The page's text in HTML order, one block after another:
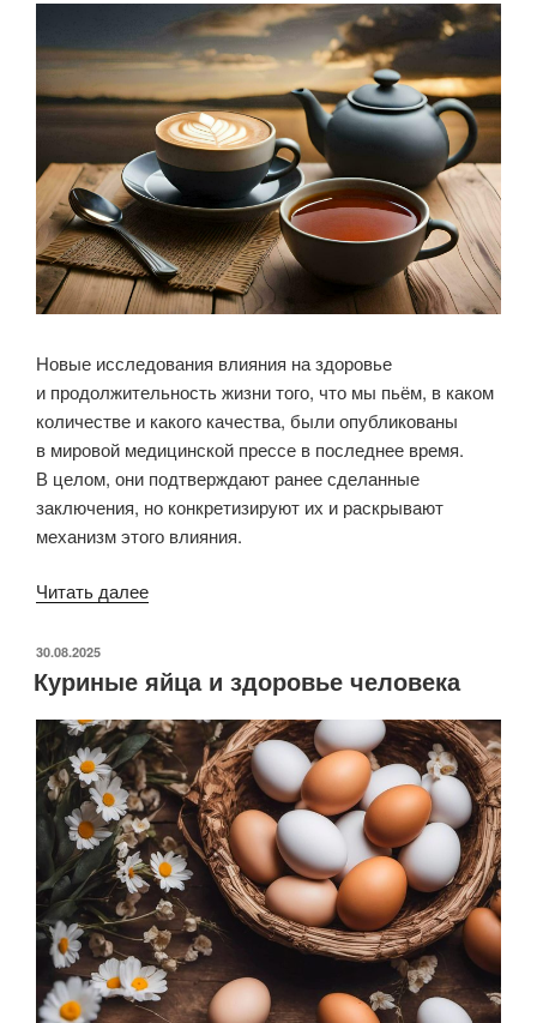
Новые исследования влияния на здоровье
и продолжительность жизни того, что мы пьём, в каком
количестве и какого качества, были опубликованы
в мировой медицинской прессе в последнее время.
В целом, они подтверждают ранее сделанные
заключения, но конкретизируют их и раскрывают
механизм этого влияния.
Читать далее«Новые
что
ОПУБЛИКОВАНО
30.08.2025
Куриные яйца и здоровье человека